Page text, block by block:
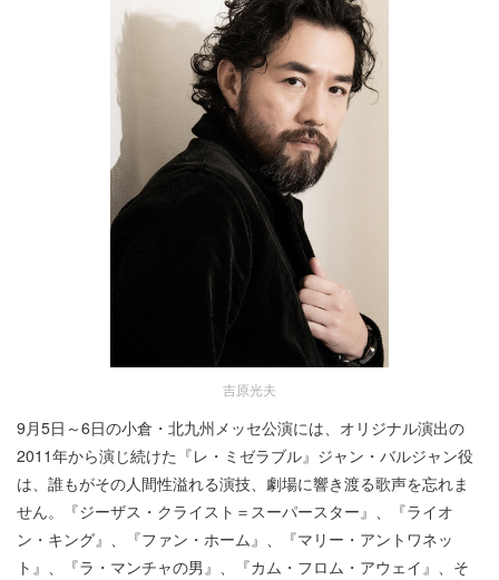
吉原光夫
9月5日～6日の小倉・北九州メッセ公演には、オリジナル演出の
2011年から演じ続けた『レ・ミゼラブル』ジャン・バルジャン役
は、誰もがその人間性溢れる演技、劇場に響き渡る歌声を忘れま
せん。『ジーザス・クライスト＝スーパースター』、『ライオ
ン・キング』、『ファン・ホーム』、『マリー・アントワネッ
ト』、『ラ・マンチャの男』、『カム・フロム・アウェイ』、そ